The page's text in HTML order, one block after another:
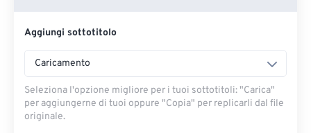
Aggiungi sottotitolo
Caricamento
Seleziona l'opzione migliore per i tuoi sottotitoli: "Carica" ​​
per aggiungerne di tuoi oppure "Copia" per replicarli dal file
originale.